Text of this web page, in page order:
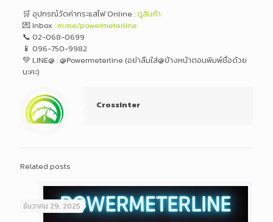
🛒 อุปกรณ์วัดค่ากระแสไฟ Online :ดูสินค้า
💌 Inbox :m.me/powermeterline
📞 02-068-0699
📱 096-750-9982
💚 LINE@ : @Powermeterline (อย่าลืมใส่@ข้างหน้าตอนพิมพ์ชื่อด้วย
นะคะ)
Crossinter
Related posts
ธันวาคม 29, 2025